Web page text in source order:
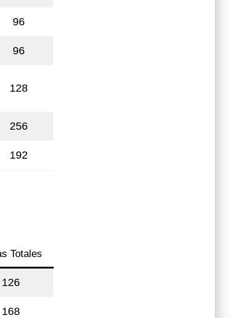
96
96
128
256
192
Totales
126
168